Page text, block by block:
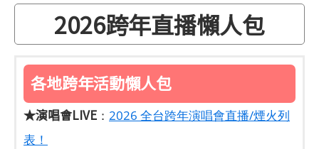
2026跨年直播懶人包
各地跨年活動懶人包
★演唱會LIVE ： 2026 全台跨年演唱會直播/煙火列
表！